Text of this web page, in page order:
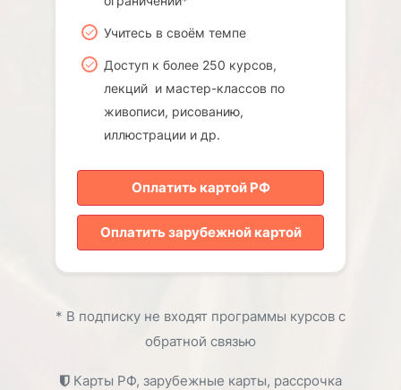
Учитесь в своём темпе
Доступ к более 250 курсов,
лекций и мастер-классов по
живописи, рисованию,
иллюстрации и др.
Оплатить картой РФ
Оплатить зарубежной картой
* В подписку не входят программы курсов с
обратной связью
Карты РФ, зарубежные карты, рассрочка